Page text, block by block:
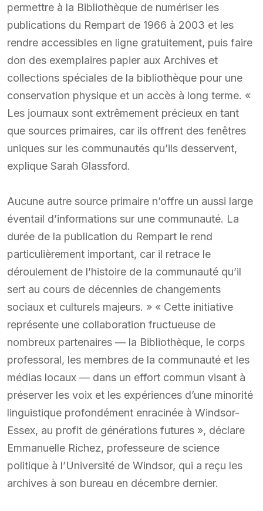
permettre à la Bibliothèque de numériser les
publications du Rempart de 1966 à 2003 et les
rendre accessibles en ligne gratuitement, puis faire
don des exemplaires papier aux Archives et
collections spéciales de la bibliothèque pour une
conservation physique et un accès à long terme. «
Les journaux sont extrêmement précieux en tant
que sources primaires, car ils offrent des fenêtres
uniques sur les communautés qu’ils desservent,
explique Sarah Glassford.
Aucune autre source primaire n’offre un aussi large
éventail d’informations sur une communauté. La
durée de la publication du Rempart le rend
particulièrement important, car il retrace le
déroulement de l’histoire de la communauté qu’il
sert au cours de décennies de changements
sociaux et culturels majeurs. » « Cette initiative
représente une collaboration fructueuse de
nombreux partenaires — la Bibliothèque, le corps
professoral, les membres de la communauté et les
médias locaux — dans un effort commun visant à
préserver les voix et les expériences d’une minorité
linguistique profondément enracinée à Windsor-
Essex, au profit de générations futures », déclare
Emmanuelle Richez, professeure de science
politique à l’Université de Windsor, qui a reçu les
archives à son bureau en décembre dernier.